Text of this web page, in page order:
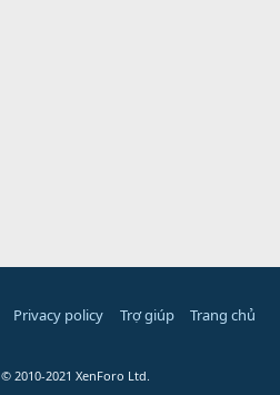
Privacy policy Trợ giúp Trang chủ
© 2010-2021 XenForo Ltd.